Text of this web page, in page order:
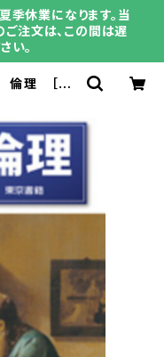
休業になります。当
ご注文は、この間は遅
い。
倫理 ［教
| 育
ん）